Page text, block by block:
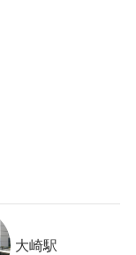
大崎駅